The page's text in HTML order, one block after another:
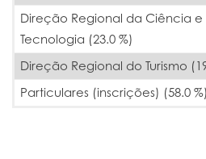
Direção Regional da Ciência e
Tecnologia (23.0 %)
Direção Regional do Turismo
Particulares (inscrições) (58.0 %)